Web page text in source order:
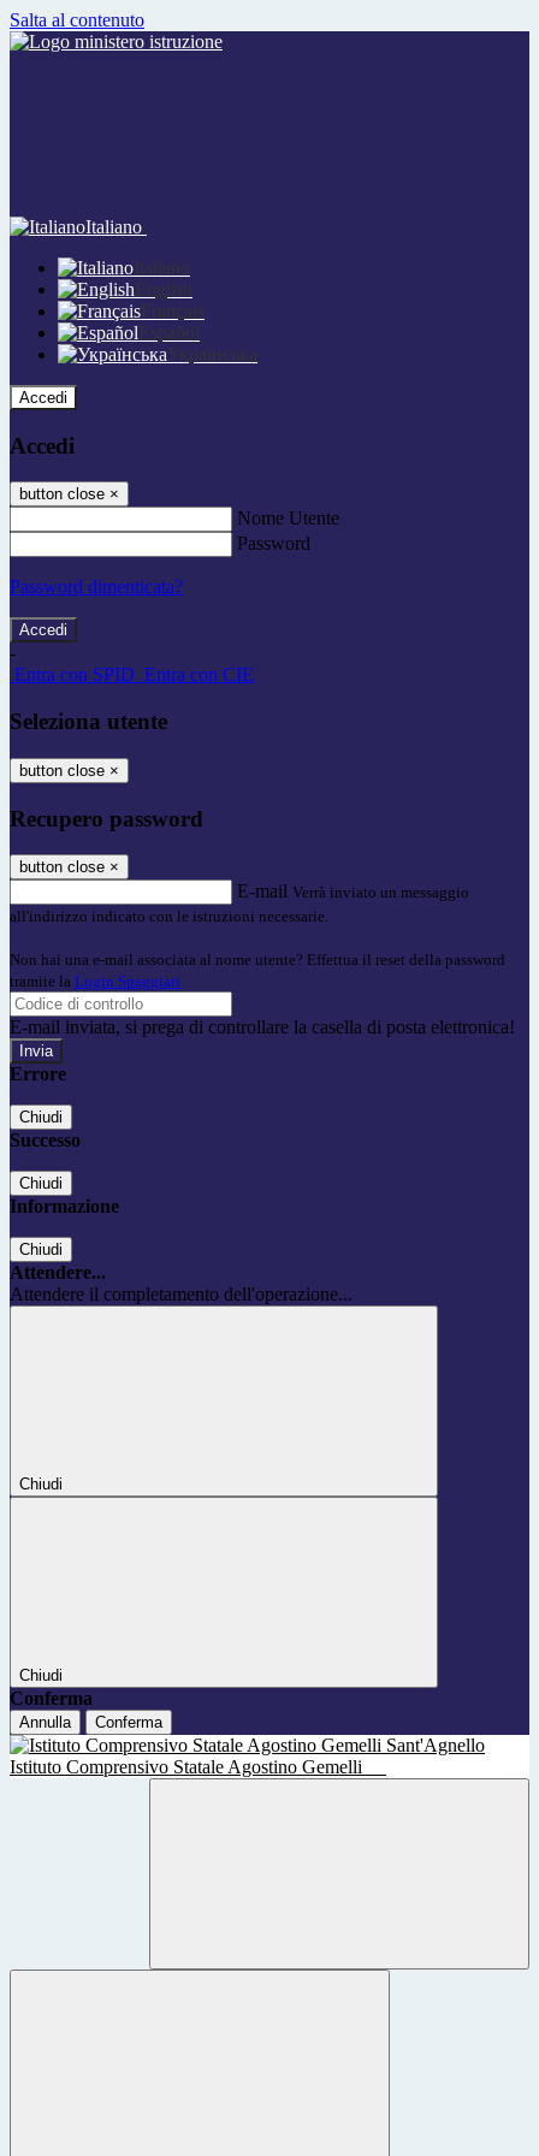
Salta al contenuto
Italiano
Italiano
English
Français
Español
Українська
Accedi
Accedi
button close ×
Nome Utente
Password
Password dimenticata?
-
Entra con SPID Entra con CIE
Seleziona utente
button close ×
Recupero password
button close ×
E-mail Verrà inviato un messaggio
all'indirizzo indicato con le istruzioni necessarie.
Non hai una e-mail associata al nome utente? Effettua il reset della password
tramite la Login Spaggiari
E-mail inviata, si prega di controllare la casella di posta elettronica!
Errore
Chiudi
Successo
Chiudi
Informazione
Chiudi
Attendere...
Attendere il completamento dell'operazione...
Chiudi
Chiudi
Conferma
Annulla Conferma
Istituto Comprensivo Statale Agostino Gemelli